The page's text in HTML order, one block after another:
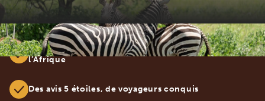
Safaris sur mesure, pensés par des experts de
l’Afrique
Des avis 5 étoiles, de voyageurs conquis